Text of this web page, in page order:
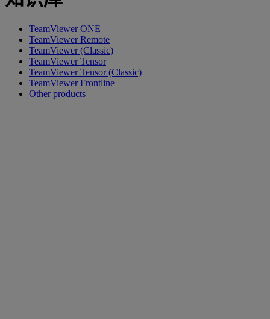
TeamViewer ONE
TeamViewer Remote
TeamViewer (Classic)
TeamViewer Tensor
TeamViewer Tensor (Classic)
TeamViewer Frontline
Other products